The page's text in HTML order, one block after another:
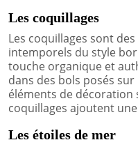
Les coquillages
Les coquillages sont
intemporels du style
touche organique et
dans des bols posés
éléments de décoration
coquillages ajoutent
Les étoiles de mer